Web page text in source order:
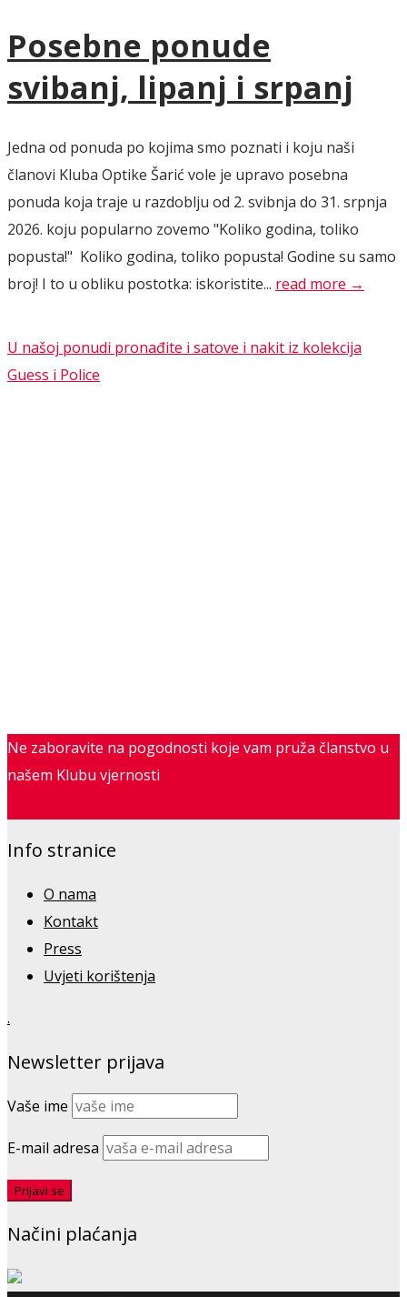
Posebne ponude
svibanj, lipanj i srpanj
Jedna od ponuda po kojima smo poznati i koju naši
članovi Kluba Optike Šarić vole je upravo posebna
ponuda koja traje u razdoblju od 2. svibnja do 31. srpnja
2026. koju popularno zovemo "Koliko godina, toliko
popusta!" Koliko godina, toliko popusta! Godine su samo
broj! I to u obliku postotka: iskoristite... read more →
U našoj ponudi pronađite i satove i nakit iz kolekcija
Guess i Police
Ne zaboravite na pogodnosti koje vam pruža članstvo u
našem Klubu vjernosti
Info stranice
O nama
Kontakt
Press
Uvjeti korištenja
.
Newsletter prijava
Vaše ime
E-mail adresa
Načini plaćanja